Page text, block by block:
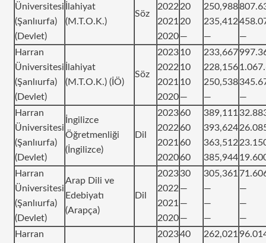
Üniversitesi
(Şanlıurfa)
(Devlet)
İlahiyat
(M.T.O.K.)
Söz
2022
2021
2020
20
20
—
250,988
235,412
—
—
Harran
Üniversitesi
(Şanlıurfa)
(Devlet)
İlahiyat
(M.T.O.K.) (İÖ)
Söz
2023
2022
2021
2020
10
10
10
—
233,667
228,156
250,538
—
—
Harran
Üniversitesi
(Şanlıurfa)
(Devlet)
İngilizce
Öğretmenliği
(İngilizce)
Dil
2023
2022
2021
2020
60
60
60
60
389,111
393,624
363,512
385,944
Harran
Üniversitesi
(Şanlıurfa)
(Devlet)
Arap Dili ve
Edebiyatı
(Arapça)
Dil
2023
2022
2021
2020
30
—
—
—
305,361
—
—
—
—
—
—
Harran
202340
262,021